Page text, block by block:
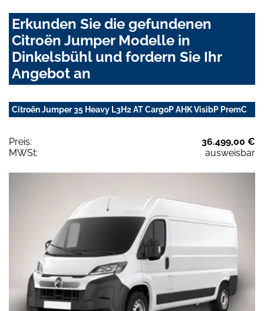
Erkunden Sie die gefundenen
Citroën Jumper Modelle in
Dinkelsbühl und fordern Sie Ihr
Angebot an
Citroën Jumper 35 Heavy L3H2 AT CargoP AHK VisibP PremC
Preis:
36.499,00 €
MWSt:
ausweisbar